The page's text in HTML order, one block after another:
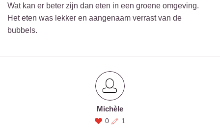
Wat kan er beter zijn dan eten in een groene omgeving.
Het eten was lekker en aangenaam verrast van de
bubbels.
Michèle
0 1